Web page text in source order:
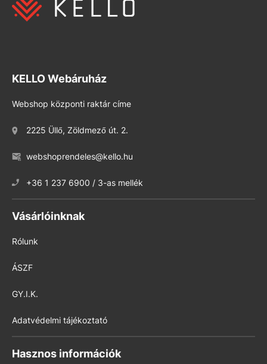
KELLO Webáruház
Webshop központi raktár címe
2225 Üllő, Zöldmező út. 2.
webshoprendeles@kello.hu
+36 1 237 6900 / 3-as mellék
Vásárlóinknak
Rólunk
ÁSZF
GY.I.K.
Adatvédelmi tájékoztató
Hasznos információk